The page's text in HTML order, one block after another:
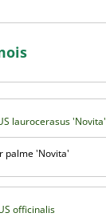
laurocerasus 'Novita'
palme 'Novita'
officinalis